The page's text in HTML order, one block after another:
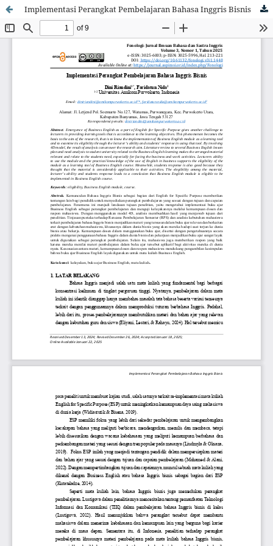
Implementasi Perangkat Pembelajaran Bahasa Inggris Bisnis